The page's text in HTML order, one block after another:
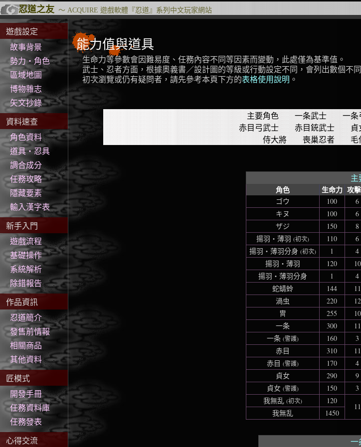
忍道之友 ～ ACQUIRE 遊戲軟體『忍道』系列中文玩家網站
遊戲設定
故事背景
勢力‧角色
區域地圖
博物雜志
矢文抄錄
資料速查
角色資料
道具‧忍具
調合成分
任務攻略
隱藏要素
輸入漢字表
新手入門
遊戲流程
基礎操作
系統解析
除錯報告
作品資訊
忍道簡介
發售前情報
相關商品
其他資料
匠模式
開發手冊
任務資料庫
任務發表
心得交流
能力值與道具
生命力等參數會因難易度、任務內容不同等因素而變動，此處僅為基準值。
武士、忍者方面，根據奧義書／設計圖的等級或行動設定不同，會列出數個不
初次瀏覽或仍有疑問者，請先參考本頁下方的表格使用說明 。
主要角色 一条武士 一条
赤目弓武士
赤目銃武士 貞
侍大將
喪巢忍者 毛
主
角色
生命力 攻
ゴウ 100 6
キヌ
100 6
ザジ
150 8
揚羽‧薄羽 (初次) 110 6
揚羽‧薄羽分身 (初次) 1 4
揚羽‧薄羽
120 10
揚羽‧薄羽分身
1 4
蛇蜻蛉
144 11
渦虫
220 12
冑
255 10
一条
300 11
一条 (警護) 160 3
赤目
310 11
赤目 (警護) 170 4
貞女
290 9
貞女 (警護) 150 3
我無乱 (初次) 120
11
我無乱 1450
一